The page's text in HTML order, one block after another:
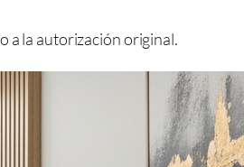
a la autorización original.